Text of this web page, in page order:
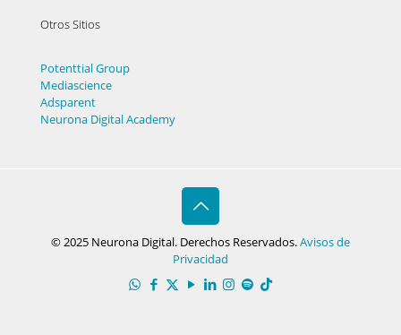
Otros Sitios
Potenttial Group
Mediascience
Adsparent
Neurona Digital Academy
© 2025 Neurona Digital. Derechos Reservados.Avisos de
Privacidad